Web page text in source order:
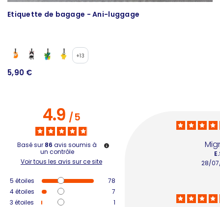
Etiquette de bagage - Ani-luggage
+13
5,90 €
4.9/5
Basé sur 86 avis soumis à
un contrôle
Voir tous les avis sur ce site
5 étoiles
78
4étoiles
7
3 étoiles
1
28/